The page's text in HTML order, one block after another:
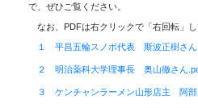
で、ぜひご覧ください。
なお、PDFは右クリックで「右回転」し
１ 平昌五輪スノボ代表 斯波正樹さん
２ 明治薬科大学理事長 奥山徹さん
３ ケンチャンラーメン山形店主 阿部